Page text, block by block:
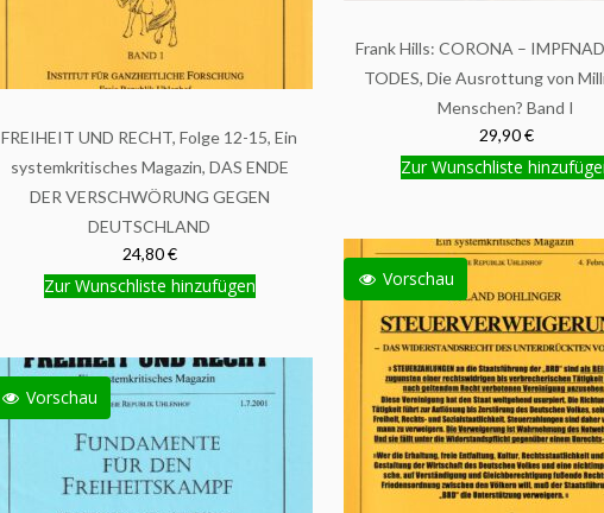
Frank Hills: CORONA –
TODES, Die Ausrottung von
Menschen? Band I
29,90 €
Zur Wunschliste
FREIHEIT UND RECHT, Folge 12-15, Ein
systemkritisches Magazin, DAS ENDE
DER VERSCHWÖRUNG GEGEN
DEUTSCHLAND
24,80 €
Zur Wunschliste hinzufügen Vorschau
Vorschau